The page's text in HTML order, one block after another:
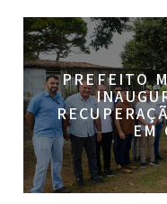
PREFEITO
EM